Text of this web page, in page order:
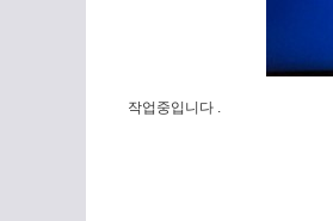
작업중입니다 .